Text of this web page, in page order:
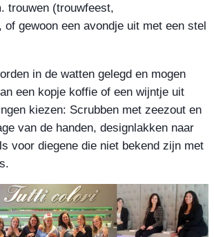
trouwen (trouwfeest,
gewoon een avondje uit met een stel
in de watten gelegd en mogen
een kopje koffie of een wijntje uit
kiezen: Scrubben met zeezout en
van de handen, designlakken naar
voor diegene die niet bekend zijn met